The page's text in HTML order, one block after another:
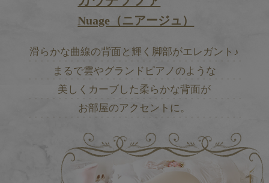
Nuage（ニアージュ）
滑らかな曲線の背面と輝く脚部がエレガント♪
まるで雲やグランドピアノのような
美しくカーブした柔らかな背面が
お部屋のアクセントに。